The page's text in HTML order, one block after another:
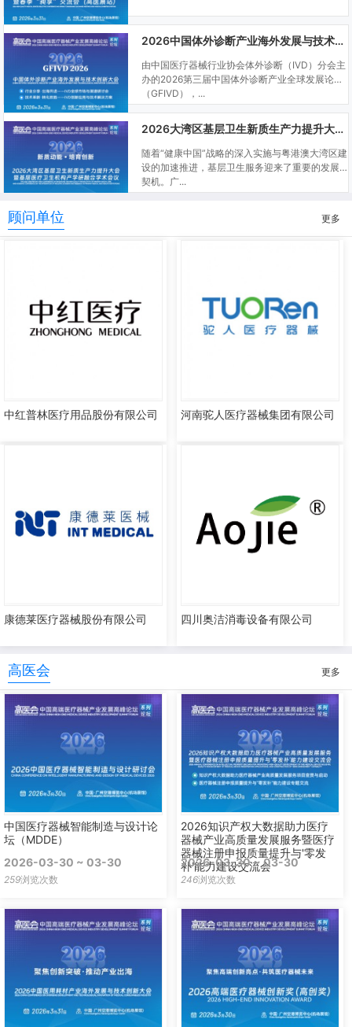
2026中国体外诊断产业海外发展与技术创新大会
由中国医疗器械行业协会体外诊断（IVD）分会主
办的2026第三届中国体外诊断产业全球发展论坛
（GFIVD），...
2026大湾区基层卫生新质生产力提升大会暨基层医疗卫生机构产学研融合学术会议
随着“健康中国”战略的深入实施与粤港澳大湾区建
设的加速推进，基层卫生服务迎来了重要的发展
契机。广...
顾问单位 更多
中红普林医疗用品股份有限公司 河南驼人医疗器械集团有限公司
康德莱医疗器械股份有限公司 四川奥洁消毒设备有限公司
高医会 更多
中国医疗器械智能制造与设计论
坛（MDDE）
2026-03-30 ~ 03-30
259浏览次数
2026知识产权大数据助力医疗
器械产业高质量发展服务暨医疗
器械注册申报质量提升与'零发
补'能力建设交流会
2026-03-30 ~ 03-30
246浏览次数